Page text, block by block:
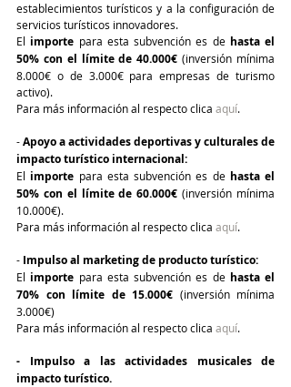
establecimientos turísticos y a la configuración de
servicios turísticos innovadores.
El importe para esta subvención es de hasta el
50% con el límite de 40.000€ (inversión mínima
8.000€ o de 3.000€ para empresas de turismo
activo).
Para más información al respecto clica aquí.
- Apoyo a actividades deportivas y culturales de
impacto turístico internacional:
El importe para esta subvención es de hasta el
50% con el límite de 60.000€ (inversión mínima
10.000€).
Para más información al respecto clica aquí.
- Impulso al marketing de producto turístico:
El importe para esta subvención es de hasta el
70% con límite de 15.000€ (inversión mínima
3.000€)
Para más información al respecto clica aquí.
- Impulso a las actividades musicales de
impacto turístico.